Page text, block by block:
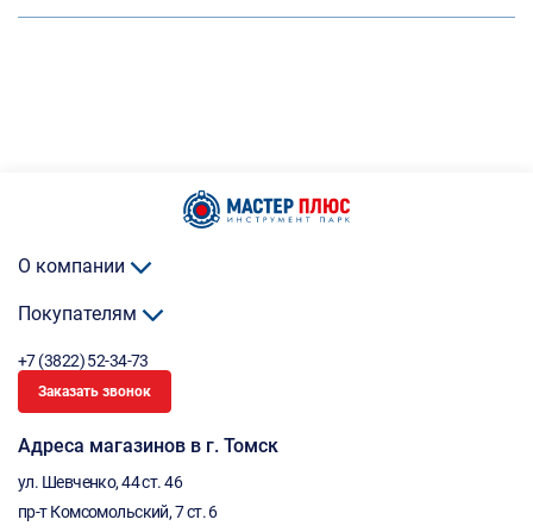
О компании
Покупателям
+7 (3822) 52-34-73
Заказать звонок
Адреса магазинов в г. Томск
ул. Шевченко, 44 ст. 46
пр-т Комсомольский, 7 ст. 6